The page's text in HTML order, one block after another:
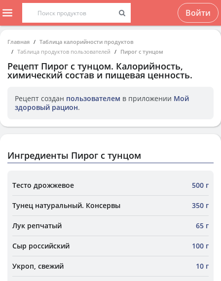
Войти
Главная
Таблица калорийности продуктов
Таблица продуктов пользователей
Пирог с тунцом
Рецепт Пирог с тунцом. Калорийность,
химический состав и пищевая ценность.
Рецепт создан пользователем в приложении Мой
здоровый рацион.
Ингредиенты Пирог с тунцом
Тесто дрожжевое 500 г
Тунец натуральный. Консервы 350 г
Лук репчатый 65 г
Сыр российский 100 г
Укроп, свежий 10 г